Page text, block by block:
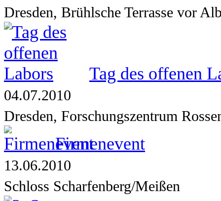
Dresden, Brühlsche Terrasse vor
Tag des offenen
04.07.2010
Dresden, Forschungszentrum
Firmenevent
13.06.2010
Schloss Scharfenberg/Meißen